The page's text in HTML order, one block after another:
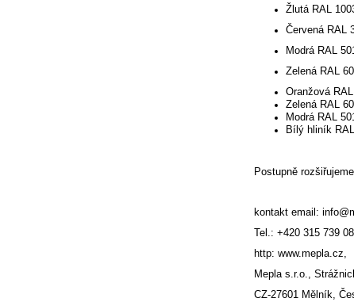
Žlutá RAL
Červená RAL
Modrá RAL
Zelená RAL
Oranžová
Zelená RAL
Modrá RAL
Bílý hliník
Postupně
kontakt email:
Tel.: +420 315 739
http: www.mepla.cz,
Mepla s.r.o.,
CZ-27601 Mělník,